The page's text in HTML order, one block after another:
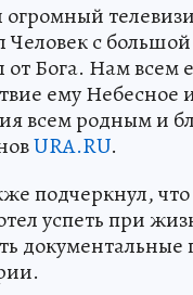
огромный
Человек с
Бога. Нам всем
ему Небесное
всем родным и
URA.RU.
подчеркнул,
успеть при
документальные